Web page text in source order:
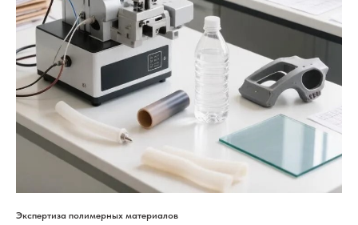
Экспертиза полимерных материалов